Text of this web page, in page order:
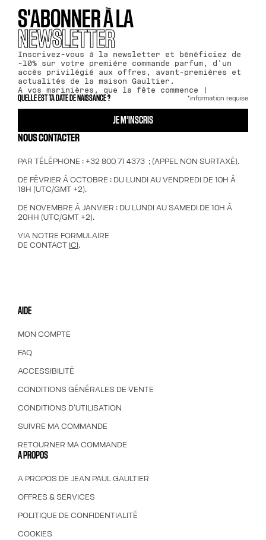
S'ABONNER À LA
NEWSLETTER
Inscrivez-vous à la newsletter et bénéficiez de
-10% sur votre première commande parfum, d'un
accès privilégié aux offres, avant-premières et
actualités de la maison Gaultier.
A vos marinières, que la fête commence !
QUELLE EST TA DATE DE NAISSANCE ? *information requise
JE M’INSCRIS
NOUS CONTACTER
PAR TÉLÉPHONE : +32 800 71 4373 ; (APPEL NON SURTAXÉ).
DE FÉVRIER À OCTOBRE : DU LUNDI AU VENDREDI DE 10H À
18H (UTC/GMT +2).
DE NOVEMBRE À JANVIER : DU LUNDI AU SAMEDI DE 10H À
20HH (UTC/GMT +2).
VIA NOTRE FORMULAIRE
DE CONTACT ICI.
AIDE
MON COMPTE
FAQ
ACCESSIBILITÉ
CONDITIONS GÉNÉRALES DE VENTE
CONDITIONS D'UTILISATION
SUIVRE MA COMMANDE
RETOURNER MA COMMANDE
A PROPOS
A PROPOS DE JEAN PAUL GAULTIER
OFFRES & SERVICES
POLITIQUE DE CONFIDENTIALITÉ
COOKIES